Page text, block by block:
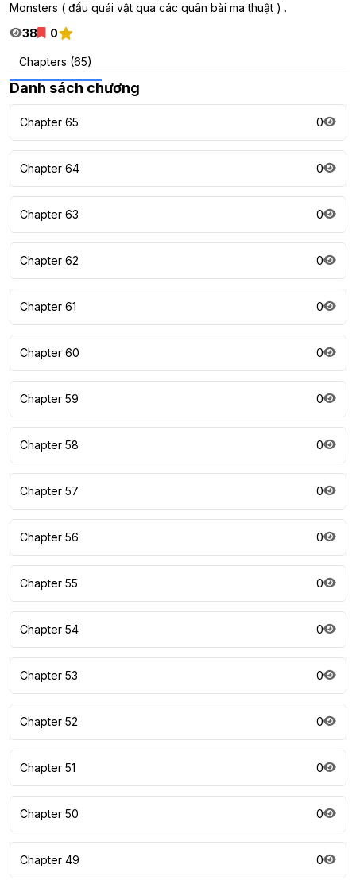
Monsters ( đấu quái vật qua các quân bài ma thuật ) .
38
0
Chapters (65)
Danh sách chương
Chapter 65 0
Chapter 64 0
Chapter 63 0
Chapter 62 0
Chapter 61 0
Chapter 60 0
Chapter 59 0
Chapter 58 0
Chapter 57 0
Chapter 56 0
Chapter 55 0
Chapter 54 0
Chapter 53 0
Chapter 52 0
Chapter 51 0
Chapter 50 0
Chapter 49 0